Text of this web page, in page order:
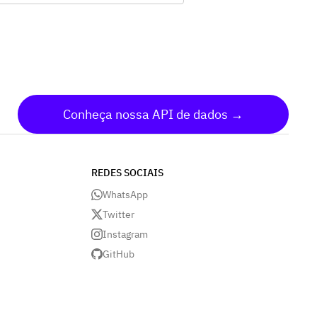
instalado o Conselho Fiscal, eleição de
membros e fixação de sua
nos termos do artigo 161 da
Conheça nossa API de dados →
REDES SOCIAIS
WhatsApp
Twitter
Instagram
GitHub